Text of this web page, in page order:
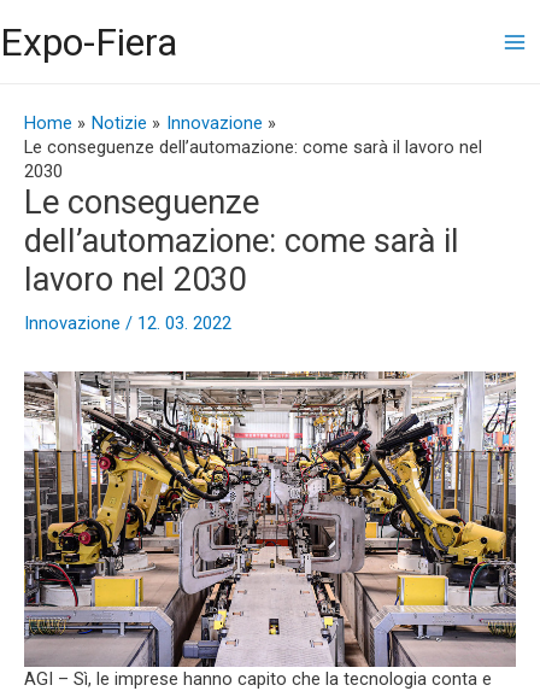
al
contenuto
Expo-Fiera
Home Notizie
Innovazione
Le conseguenze dell’automazione: come sarà il lavoro nel
2030
Le conseguenze
dell’automazione: come sarà il
lavoro nel 2030
Innovazione / 12. 03. 2022
AGI – Sì, le imprese hanno capito che la tecnologia conta e
articoli